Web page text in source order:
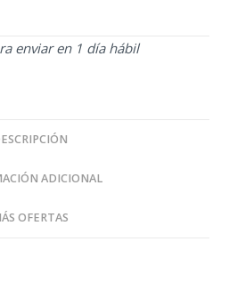
enviar en 1 día hábil
ADICIONAL
OFERTAS